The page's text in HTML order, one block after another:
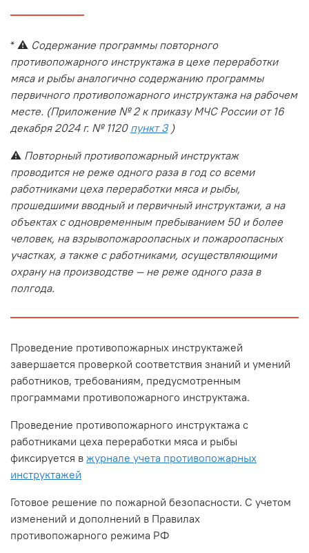
* ⚠️ Содержание программы повторного
противопожарного инструктажа в цехе переработки
мяса и рыбы аналогично содержанию программы
первичного противопожарного инструктажа на рабочем
месте. (Приложение № 2 к приказу МЧС России от 16
декабря 2024 г. № 1120 пункт 3)
⚠️ Повторный противопожарный инструктаж
проводится не реже одного раза в год со всеми
работниками цеха переработки мяса и рыбы,
прошедшими вводный и первичный инструктажи, а на
объектах с одновременным пребыванием 50 и более
человек, на взрывопожароопасных и пожароопасных
участках, а также с работниками, осуществляющими
охрану на производстве — не реже одного раза в
полгода.
Проведение противопожарных инструктажей
завершается проверкой соответствия знаний и умений
работников, требованиям, предусмотренным
программами противопожарного инструктажа.
Проведение противопожарного инструктажа с
работниками цеха переработки мяса и рыбы
фиксируется в журнале учета противопожарных
инструктажей
Готовое решение по пожарной безопасности. С учетом
изменений и дополнений в Правилах
противопожарного режима РФ